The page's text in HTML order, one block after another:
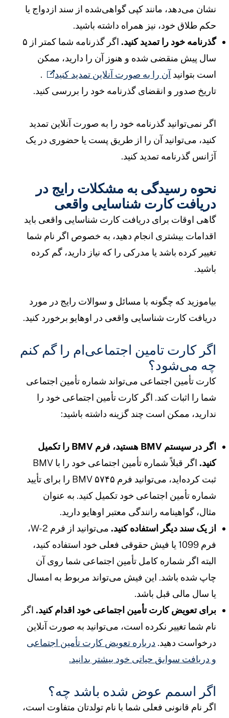
نشان می‌دهد، مانند کپی گواهی‌شده از سند ازدواج یا
حکم طلاق خود، نیز همراه داشته باشید.
گذرنامه خود را تمدید کنید.
اگر گذرنامه شما کمتر از ۵
سال پیش منقضی شده و هنوز آن را دارید، ممکن
است بتوانیدآن را به صورت آنلاین تمدید کنید
.
تاریخ صدور و انقضای گذرنامه خود را بررسی کنید.
اگر نمی‌توانید گذرنامه خود را به صورت آنلاین تمدید
کنید، می‌توانید آن را از طریق پست یا حضوری در یک
آژانس گذرنامه تمدید کنید.
نحوه رسیدگی به مشکلات رایج در
دریافت کارت شناسایی واقعی
گاهی اوقات برای دریافت کارت شناسایی واقعی باید
اقدامات بیشتری انجام دهید، به خصوص اگر نام شما
تغییر کرده باشد یا مدرکی را که نیاز دارید، گم کرده
باشید.
بیاموزید که چگونه با مسائل و سوالات رایج در مورد
دریافت کارت شناسایی واقعی در اوهایو برخورد کنید.
اگر کارت تامین اجتماعی‌ام را گم کنم
چه می‌شود؟
کارت تأمین اجتماعی می‌تواند شماره تأمین اجتماعی
شما را اثبات کند. اگر کارت تأمین اجتماعی خود را
ندارید، ممکن است چند گزینه داشته باشید:
اگر در سیستم BMV هستید، فرم BMV را تکمیل
کنید.
اگر قبلاً شماره تأمین اجتماعی خود را با BMV
ثبت کرده‌اید، می‌توانید فرم ۵۷۴۵ BMV را برای تأیید
شماره تأمین اجتماعی خود تکمیل کنید. به عنوان
مثال، گواهینامه رانندگی معتبر اوهایو دارید.
از یک سند دیگر استفاده کنید.
می‌توانید از فرم W-2،
فرم 1099 یا فیش حقوقی فعلی خود استفاده کنید،
البته اگر شماره کامل تأمین اجتماعی شما روی آن
چاپ شده باشد. این فیش می‌تواند مربوط به امسال
یا سال مالی قبل باشد.
برای تعویض کارت تأمین اجتماعی خود اقدام کنید.اگر
نام شما تغییر نکرده است، می‌توانید به صورت آنلاین
درخواست دهید.درباره تعویض کارت تأمین اجتماعی
و دریافت سوابق حیاتی خود بیشتر بدانید.
اگر اسمم عوض شده باشد چه؟
اگر نام قانونی فعلی شما با نام تولدتان متفاوت است،